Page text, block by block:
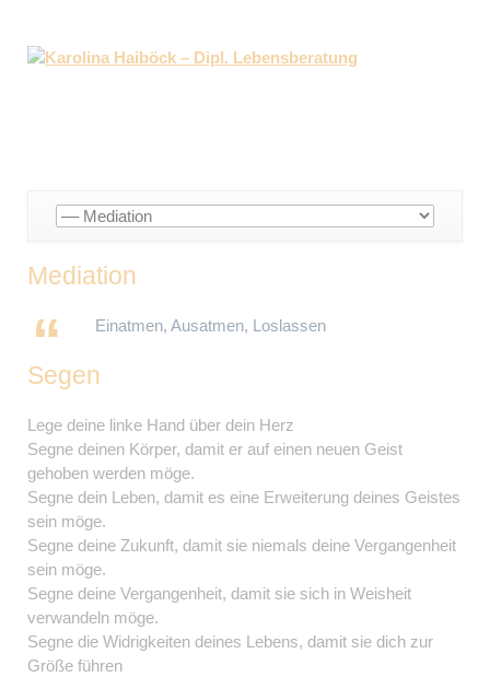
Navigation
Mediation
Einatmen, Ausatmen, Loslassen
Segen
Lege deine linke Hand über dein Herz
Segne deinen Körper, damit er auf einen neuen Geist
gehoben werden möge.
Segne dein Leben, damit es eine Erweiterung deines Geistes
sein möge.
Segne deine Zukunft, damit sie niemals deine Vergangenheit
sein möge.
Segne deine Vergangenheit, damit sie sich in Weisheit
verwandeln möge.
Segne die Widrigkeiten deines Lebens, damit sie dich zur
Größe führen